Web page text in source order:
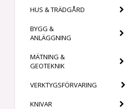
HUS & TRÄDGÅRD
BYGG &
ANLÄGGNING
MÄTNING &
GEOTEKNIK
VERKTYGSFÖRVARING
KNIVAR